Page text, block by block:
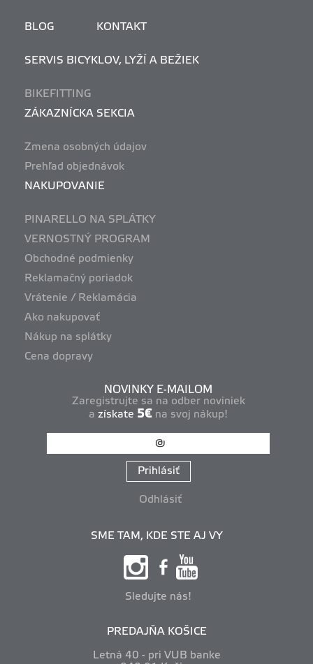
BLOG KONTAKT
SERVIS BICYKLOV, LYŽÍ A BEŽIEK
BIKEFITTING
ZÁKAZNÍCKA SEKCIA
Zmena osobných údajov
Prehľad objednávok
NAKUPOVANIE
PINARELLO NA SPLÁTKY
VERNOSTNÝ PROGRAM
Obchodné podmienky
Reklamačný poriadok
Vrátenie / Reklamácia
Ako nakupovať
Nákup na splátky
Cena dopravy
NOVINKY E-MAILOM
Zaregistrujte sa na odber noviniek
a získate 5€ na svoj nákup!
Prihlásiť
Odhlásiť
SME TAM, KDE STE AJ VY
Sledujte nás!
PREDAJŇA KOŠICE
Letná 40 - pri VUB banke